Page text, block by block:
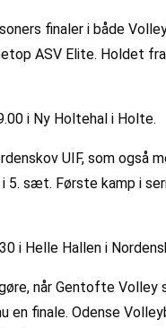
finaler i både
ASV Elite. Holdet
i Ny Holtehal i Holte.
UIF, som
sæt. Første kamp i
i Helle Hallen i
når Gentofte
en finale. Odense